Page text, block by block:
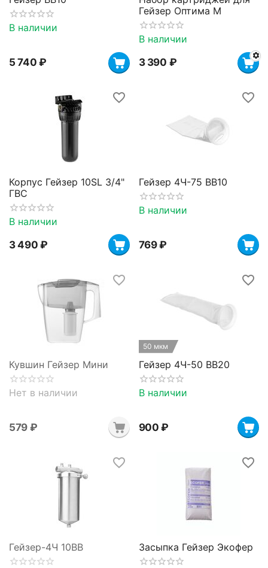
В наличии
5 740 ₽
Гейзер Оптима М
В наличии
3 390 ₽
Корпус Гейзер 10SL 3/4"
ГВС
В наличии
3 490 ₽
Гейзер 4Ч-75 BB10
В наличии
‍769‍ ₽
Кувшин Гейзер Мини
Нет в наличии
‍579‍ ₽
50 мкм
Гейзер 4Ч-50 BB20
В наличии
‍900‍ ₽
Гейзер-4Ч 10BB Засыпка Гейзер Экофер